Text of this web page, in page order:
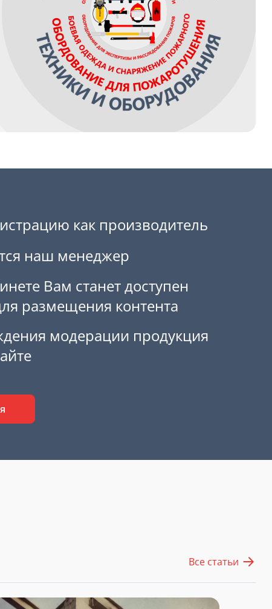
как производитель
наш менеджер
Вам станет доступен
размещения контента
модерации продукция
Все статьи